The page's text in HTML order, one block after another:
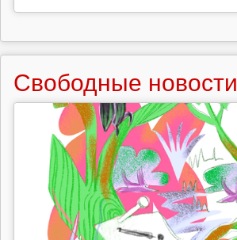
Свободные новости